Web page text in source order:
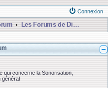
Connexion
Les Forums de Discussions
qui concerne la Sonorisation,
général